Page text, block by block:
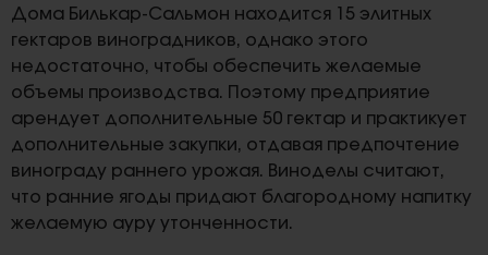
Дома Билькар-Сальмон находится 15 элитных
гектаров виноградников, однако этого
недостаточно, чтобы обеспечить желаемые
объемы производства. Поэтому предприятие
арендует дополнительные 50 гектар и практикует
дополнительные закупки, отдавая предпочтение
винограду раннего урожая. Виноделы считают,
что ранние ягоды придают благородному напитку
желаемую ауру утонченности.